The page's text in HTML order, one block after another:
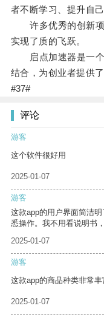
者不断学习、提升自己
许多优秀的创新项
实现了质的飞跃。
启点加速器是一个
结合，为创业者提供
#37#
评论
游客
这个软件很好用
2025-01-07
游客
这款app的用户界面简洁
悉操作。我不用看说明书
2025-01-07
游客
这款app的商品种类非常丰
2025-01-07